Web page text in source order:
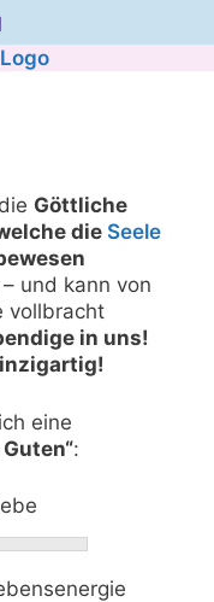
Göttliche
die Seele
und kann von
vollbracht
in uns!
eine
: